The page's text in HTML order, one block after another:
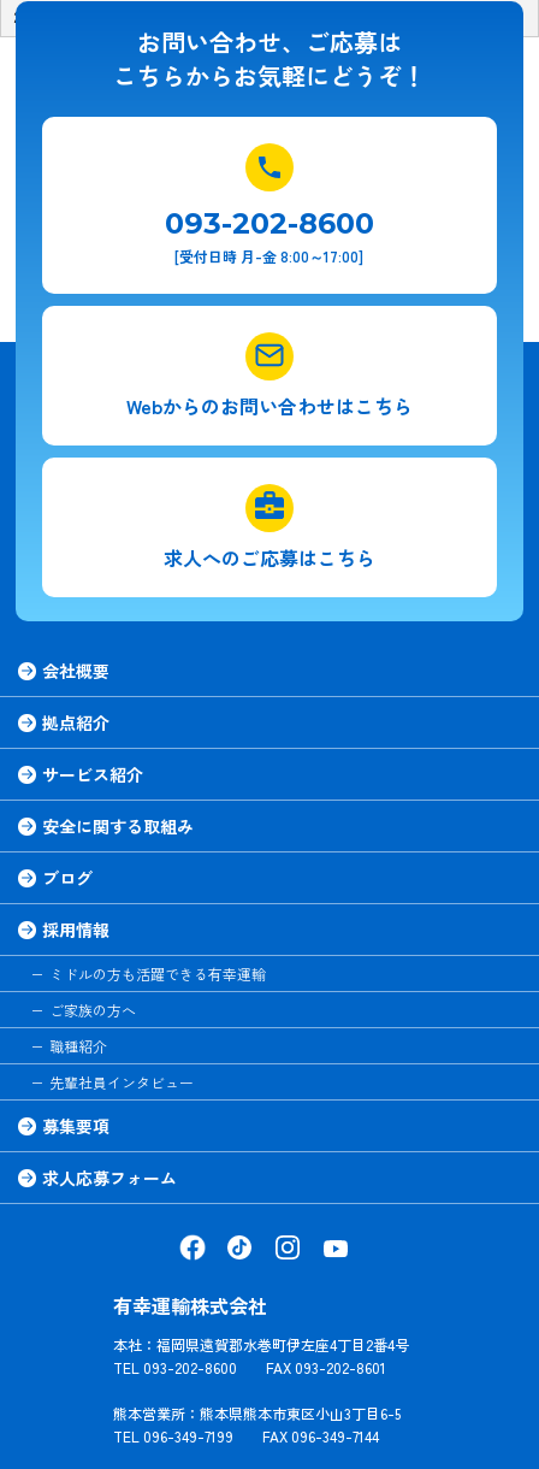
2017年11月 (1)
お問い合わせ、ご応募は
こちらからお気軽にどうぞ！
093-202-8600
[受付日時 月-金 8:00～17:00]
Webからのお問い合わせはこちら
求人へのご応募はこちら
会社概要
拠点紹介
サービス紹介
安全に関する取組み
ブログ
採用情報
ミドルの方も活躍できる有幸運輸
ご家族の方へ
職種紹介
先輩社員インタビュー
募集要項
求人応募フォーム
有幸運輸株式会社
本社：福岡県遠賀郡水巻町伊左座4丁目2番4号
TEL 093-202-8600 FAX 093-202-8601
熊本営業所：熊本県熊本市東区小山3丁目6-5
TEL 096-349-7199 FAX 096-349-7144